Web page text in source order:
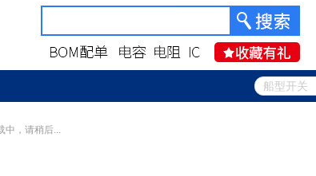
中，请稍后...